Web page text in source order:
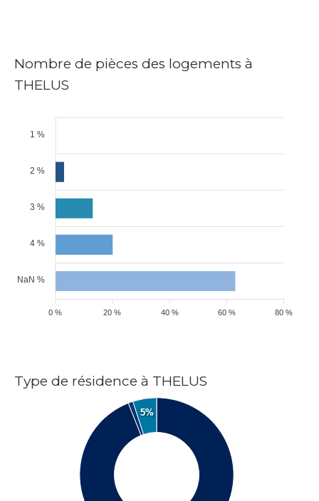
Nombre de pièces des logements à
THELUS
1 %
2 %
3 %
4 %
NaN %
80 %
60 %
40 %
20 %
0 %
Type de résidence à THELUS
5%